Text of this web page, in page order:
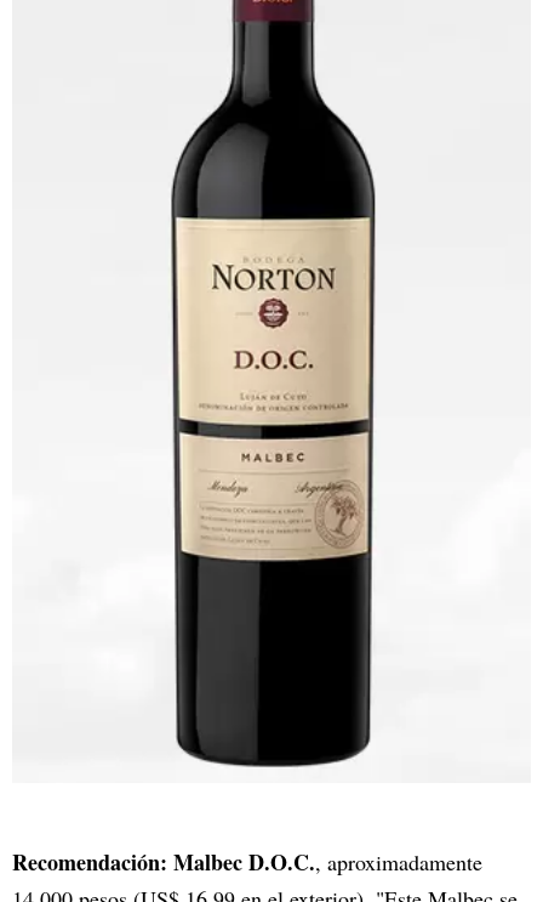
Recomendación: Malbec D.O.C., aproximadamente